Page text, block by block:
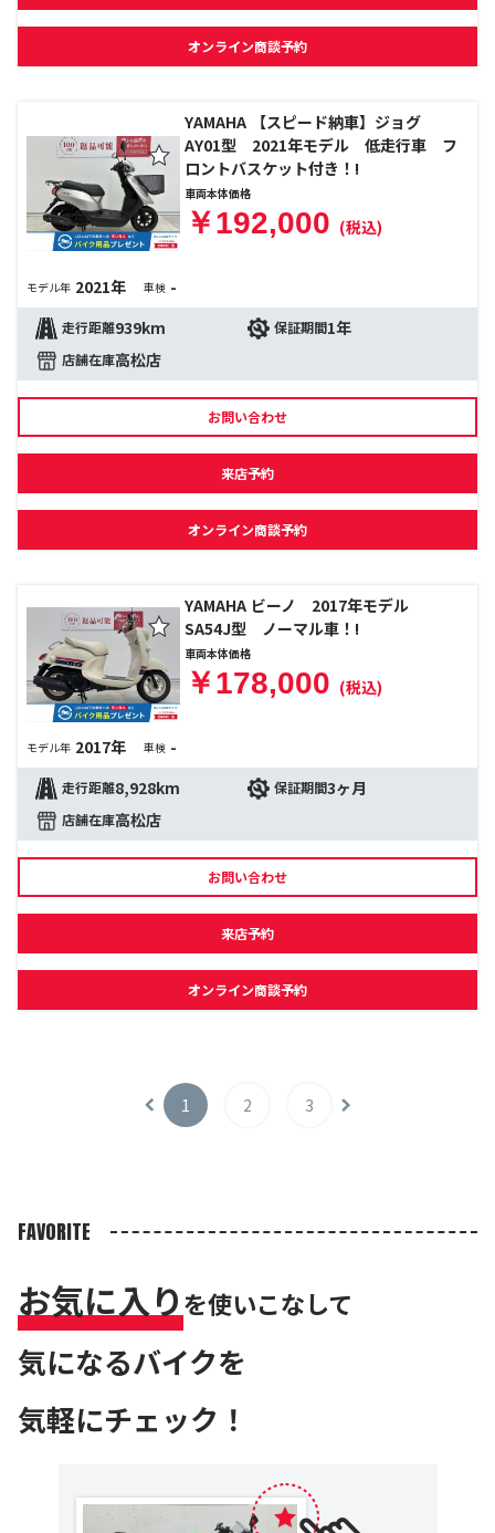
オンライン商談予約
YAMAHA 【スピード納車】ジョグ
AY01型 2021年モデル 低走行車 フ
ロントバスケット付き！!
車両本体価格
￥192,000 (税込)
モデル年 2021年 車検 -
走行距離939km 保証期間1年
店舗在庫高松店
お問い合わせ
来店予約
オンライン商談予約
YAMAHA ビーノ 2017年モデル
SA54J型 ノーマル車！!
車両本体価格
￥178,000 (税込)
モデル年 2017年 車検 -
走行距離8,928km 保証期間3ヶ月
店舗在庫高松店
お問い合わせ
来店予約
オンライン商談予約
1 2 3
FAVORITE
お気に入りを使いこなして
気になるバイクを
気軽にチェック！